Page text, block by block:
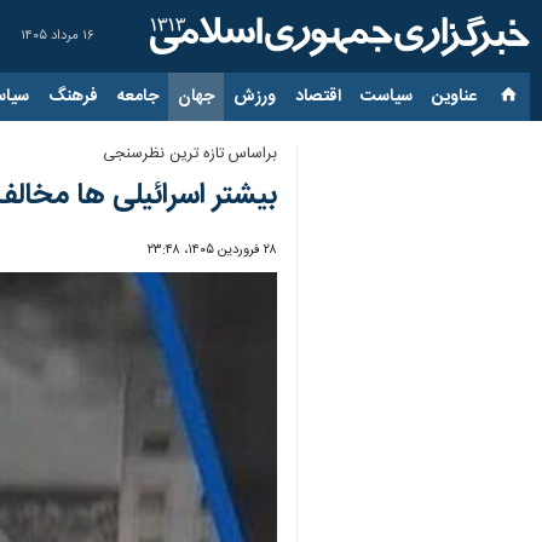
۱۶ مرداد ۱۴۰۵
عناوین‌ سیاست اقتصاد ورزش جهان جامعه فرهنگ
براساس تازه ترین نظرسنجی
بیشتر اسرائیلی ها
۲۸ فروردین ۱۴۰۵، ۲۳:۴۸